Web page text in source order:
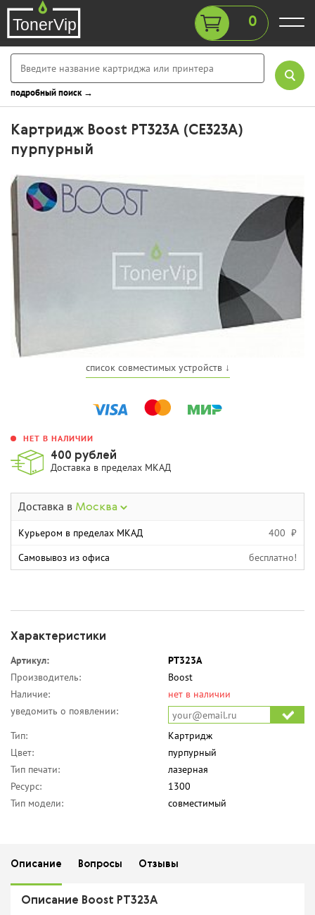
0
подробный поиск →
Картридж Boost PT323A (CE323A)
пурпурный
список совместимых устройств ↓
НЕТ В НАЛИЧИИ
400 рублей
Доставка в пределах МКАД
Доставка в Москва
Курьером в пределах МКАД
400 ₽
Самовывоз из офиса
бесплатно!
Характеристики
Артикул:
PT323A
Производитель:
Boost
Наличие:
нет в наличии
уведомить о появлении:
Тип:
Картридж
Цвет:
пурпурный
Тип печати:
лазерная
Ресурс:
1300
Тип модели:
совместимый
Описание Вопросы Отзывы
Описание Boost PT323A